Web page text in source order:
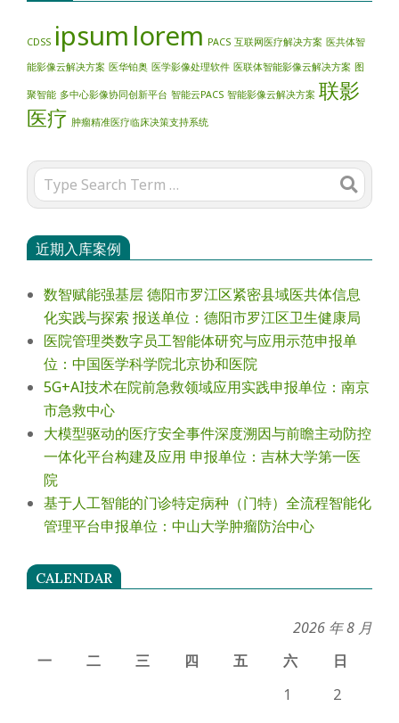
CDSS ipsum lorem PACS 互联网医疗解决方案 医共体智
能影像云解决方案 医华铂奥 医学影像处理软件 医联体智能影像云解决方案 图
聚智能 多中心影像协同创新平台 智能云PACS 智能影像云解决方案 联影
医疗 肿瘤精准医疗临床决策支持系统
Search
近期入库案例
数智赋能强基层 德阳市罗江区紧密县域医共体信息
化实践与探索 报送单位：德阳市罗江区卫生健康局
医院管理类数字员工智能体研究与应用示范申报单
位：中国医学科学院北京协和医院
5G+AI技术在院前急救领域应用实践申报单位：南京
市急救中心
大模型驱动的医疗安全事件深度溯因与前瞻主动防控
一体化平台构建及应用 申报单位：吉林大学第一医
院
基于人工智能的门诊特定病种（门特）全流程智能化
管理平台申报单位：中山大学肿瘤防治中心
CALENDAR
2026 年 8 月
一
二 三 四 五 六
日
1
2